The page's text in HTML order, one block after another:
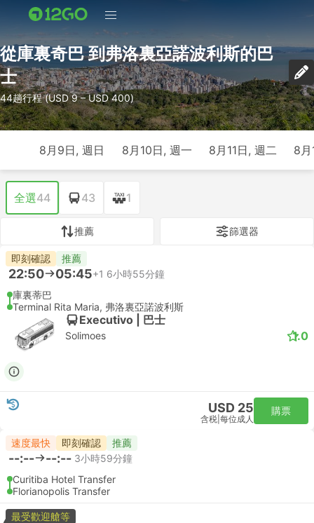
從庫裏奇巴 到弗洛裏亞諾波利斯的巴
士
44趟行程 (USD 9 – USD 400)
8月9日, 週日 8月10日, 週一 8月11日, 週二 8
全選44 43 1
推薦 篩選器
即刻確認 推薦
22:50 05:45+1 6小時55分鐘
庫裏蒂巴
Terminal Rita Maria, 弗洛裏亞諾波利斯
Executivo | 巴士
Solimoes 1.0
USD 25
含税 每位成人
購票
速度最快 即刻確認 推薦
--:-- --:-- 3小時59分鐘
Curitiba Hotel Transfer
Florianopolis Transfer
最受歡迎艙等